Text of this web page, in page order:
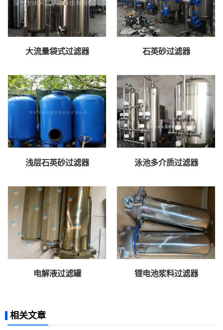
大流量袋式过滤器 石英砂过滤器
浅层石英砂过滤器 泳池多介质过滤器
电解液过滤罐 锂电池浆料过滤器
相关文章